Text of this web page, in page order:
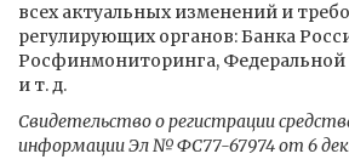
всех актуальных изменений и
регулирующих органов: Банка
Росфинмониторинга,
и т. д.
Свидетельство о регистрации
информации Эл № ФС77-67974 от 6